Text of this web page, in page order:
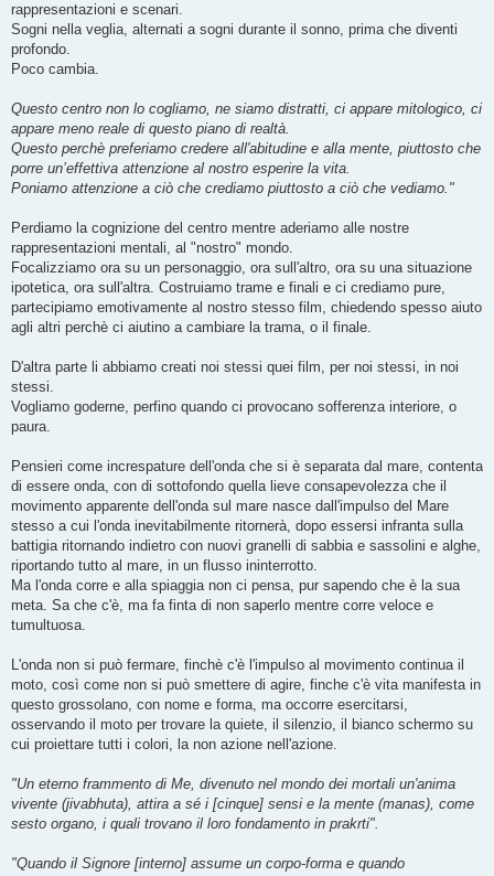
rappresentazioni e scenari.
Sogni nella veglia, alternati a sogni durante il sonno, prima che diventi
profondo.
Poco cambia.
Questo centro non lo cogliamo, ne siamo distratti, ci appare mitologico, ci
appare meno reale di questo piano di realtà.
Questo perchè preferiamo credere all'abitudine e alla mente, piuttosto che
porre un’effettiva attenzione al nostro esperire la vita.
Poniamo attenzione a ciò che crediamo piuttosto a ciò che vediamo."
Perdiamo la cognizione del centro mentre aderiamo alle nostre
rappresentazioni mentali, al "nostro" mondo.
Focalizziamo ora su un personaggio, ora sull'altro, ora su una situazione
ipotetica, ora sull'altra. Costruiamo trame e finali e ci crediamo pure,
partecipiamo emotivamente al nostro stesso film, chiedendo spesso aiuto
agli altri perchè ci aiutino a cambiare la trama, o il finale.
D'altra parte li abbiamo creati noi stessi quei film, per noi stessi, in noi
stessi.
Vogliamo goderne, perfino quando ci provocano sofferenza interiore, o
paura.
Pensieri come increspature dell'onda che si è separata dal mare, contenta
di essere onda, con di sottofondo quella lieve consapevolezza che il
movimento apparente dell'onda sul mare nasce dall'impulso del Mare
stesso a cui l'onda inevitabilmente ritornerà, dopo essersi infranta sulla
battigia ritornando indietro con nuovi granelli di sabbia e sassolini e alghe,
riportando tutto al mare, in un flusso ininterrotto.
Ma l'onda corre e alla spiaggia non ci pensa, pur sapendo che è la sua
meta. Sa che c'è, ma fa finta di non saperlo mentre corre veloce e
tumultuosa.
L'onda non si può fermare, finchè c'è l'impulso al movimento continua il
moto, così come non si può smettere di agire, finche c'è vita manifesta in
questo grossolano, con nome e forma, ma occorre esercitarsi,
osservando il moto per trovare la quiete, il silenzio, il bianco schermo su
cui proiettare tutti i colori, la non azione nell'azione.
"Un eterno frammento di Me, divenuto nel mondo dei mortali un'anima
vivente (jivabhuta), attira a sé i [cinque] sensi e la mente (manas), come
sesto organo, i quali trovano il loro fondamento in prakrti".
"Quando il Signore [interno] assume un corpo-forma e quando